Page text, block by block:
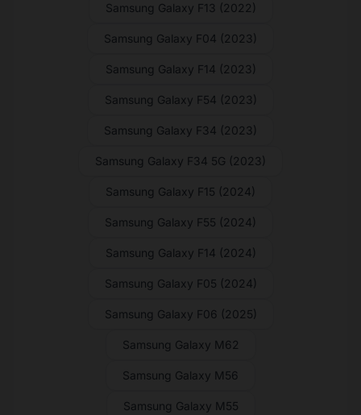
Samsung Galaxy F13 (2022)
Samsung Galaxy F04 (2023)
Samsung Galaxy F14 (2023)
Samsung Galaxy F54 (2023)
Samsung Galaxy F34 (2023)
Samsung Galaxy F34 5G (2023)
Samsung Galaxy F15 (2024)
Samsung Galaxy F55 (2024)
Samsung Galaxy F14 (2024)
Samsung Galaxy F05 (2024)
Samsung Galaxy F06 (2025)
Samsung Galaxy M62
Samsung Galaxy M56
Samsung Galaxy M55